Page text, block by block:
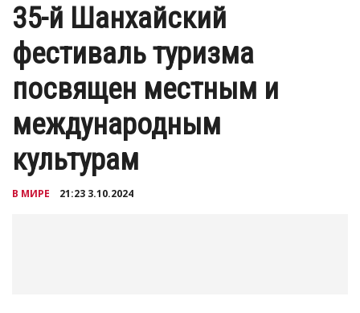
35-й Шанхайский
фестиваль туризма
посвящен местным и
международным
культурам
В МИРЕ 21:23 3.10.2024